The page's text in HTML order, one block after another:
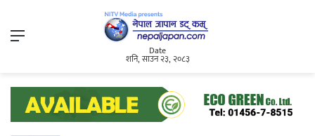
Menu
Date
शनि, साउन २३, २०८३